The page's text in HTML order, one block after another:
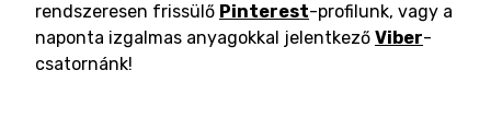
rendszeresen frissülő Pinterest-profilunk, vagy a
naponta izgalmas anyagokkal jelentkező Viber-
csatornánk!